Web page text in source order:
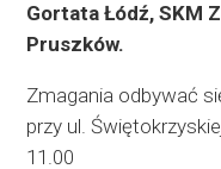
Gortata Łódź, SKM
Pruszków.
Zmagania odbywać
przy ul.
11.00